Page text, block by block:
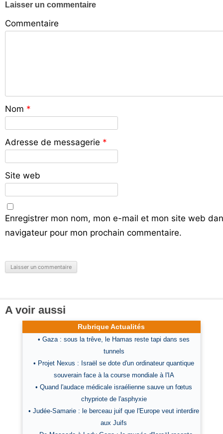
Laisser un commentaire
Commentaire
Nom *
Adresse de messagerie *
Site web
Enregistrer mon nom, mon e-mail et mon site web
navigateur pour mon prochain commentaire.
A voir aussi
Rubrique Actualités
• Gaza : sous la trêve, le Hamas reste tapi dans ses
tunnels
• Projet Nexus : Israël se dote d'un ordinateur quantique
souverain face à la course mondiale à l'IA
• Quand l'audace médicale israélienne sauve un fœtus
chypriote de l'asphyxie
• Judée-Samarie : le berceau juif que l'Europe veut interdire
aux Juifs